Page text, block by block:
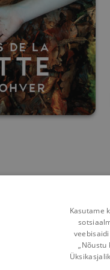
Kasutame
„Nõustu